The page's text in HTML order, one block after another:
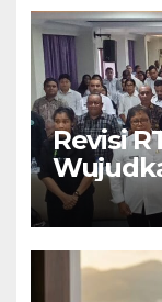
Revisi
Kata